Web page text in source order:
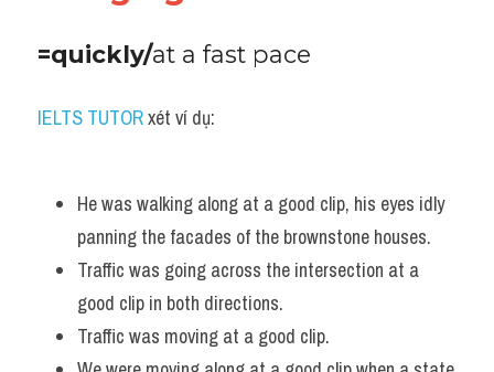
=quickly/at a fast pace
IELTS TUTOR xét ví dụ:
He was walking along at a good clip, his eyes idly
panning the facades of the brownstone houses.
Traffic was going across the intersection at a
good clip in both directions.
Traffic was moving at a good clip.